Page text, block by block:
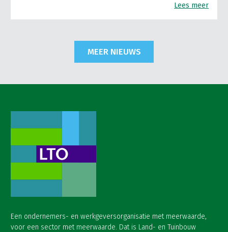
Lees meer
MEER NIEUWS
Een ondernemers- en werkgeversorganisatie met meerwaarde,
voor een sector met meerwaarde. Dat is Land- en Tuinbouw